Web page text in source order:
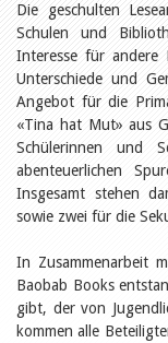
biblioBE
Recht und Politik
Öffentlichkeitsarbeit
Leseförderung
Aus aller Welt
Verschiedenes
Tags
Aus- und
Veranstaltungen
Bibliothek und Schule
Bibliotheksförderung
Zielpublikum Kinder
Jugendliche
Einmalige Beiträge
Die geschulten
Schulen und
Interesse für andere
Unterschiede und
Angebot für die
«Tina hat Mut» aus
Schülerinnen und
abenteuerlichen
Insgesamt stehen
sowie zwei für die
In Zusammenarbeit
Baobab Books
gibt, der von
kommen alle